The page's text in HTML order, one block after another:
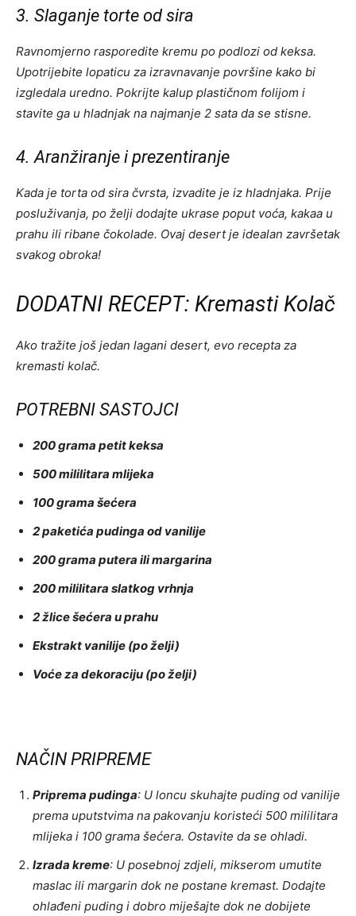
3. Slaganje torte od sira
Ravnomjerno rasporedite kremu po podlozi od keksa.
Upotrijebite lopaticu za izravnavanje površine kako bi
izgledala uredno. Pokrijte kalup plastičnom folijom i
stavite ga u hladnjak na najmanje 2 sata da se stisne.
4. Aranžiranje i prezentiranje
Kada je torta od sira čvrsta, izvadite je iz hladnjaka. Prije
posluživanja, po želji dodajte ukrase poput voća, kakaa u
prahu ili ribane čokolade. Ovaj desert je idealan završetak
svakog obroka!
DODATNI RECEPT: Kremasti Kolač
Ako tražite još jedan lagani desert, evo recepta za
kremasti kolač.
POTREBNI SASTOJCI
200 grama petit keksa
500 mililitara mlijeka
100 grama šećera
2 paketića pudinga od vanilije
200 grama putera ili margarina
200 mililitara slatkog vrhnja
2 žlice šećera u prahu
Ekstrakt vanilije (po želji)
Voće za dekoraciju (po želji)
NAČIN PRIPREME
Priprema pudinga: U loncu skuhajte puding od vanilije
prema uputstvima na pakovanju koristeći 500 mililitara
mlijeka i 100 grama šećera. Ostavite da se ohladi.
Izrada kreme: U posebnoj zdjeli, mikserom umutite
maslac ili margarin dok ne postane kremast. Dodajte
ohlađeni puding i dobro miješajte dok ne dobijete